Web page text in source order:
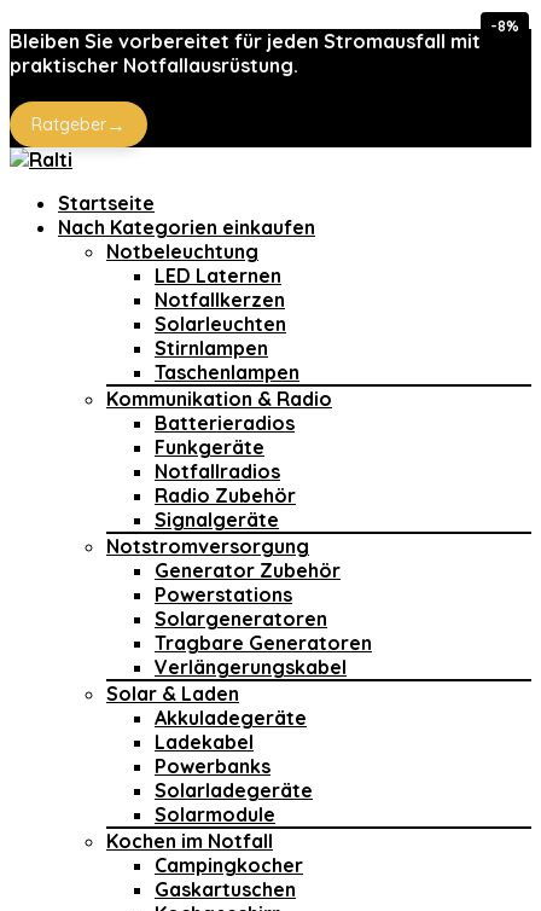
Bleiben Sie vorbereitet für jeden Stromausfall mit
praktischer Notfallausrüstung.
Ratgeber→
Startseite
Nach Kategorien einkaufen
Notbeleuchtung
LED Laternen
Notfallkerzen
Solarleuchten
Stirnlampen
Taschenlampen
Kommunikation & Radio
Batterieradios
Funkgeräte
Notfallradios
Radio Zubehör
Signalgeräte
Notstromversorgung
Generator Zubehör
Powerstations
Solargeneratoren
Tragbare Generatoren
Verlängerungskabel
Solar & Laden
Akkuladegeräte
Ladekabel
Powerbanks
Solarladegeräte
Solarmodule
Kochen im Notfall
Campingkocher
Gaskartuschen
-8%